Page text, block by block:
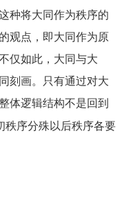
种将大同作为秩序的
观点，即大同作为原
仅如此，大同与大
刻画。只有通过对大
体逻辑结构不是回到
秩序分殊以后秩序各要